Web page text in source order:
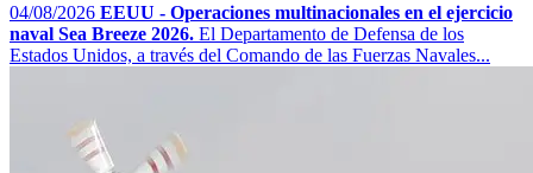
04/08/2026 EEUU - Operaciones multinacionales en el ejercicio
naval Sea Breeze 2026. El Departamento de Defensa de los
Estados Unidos, a través del Comando de las Fuerzas Navales...